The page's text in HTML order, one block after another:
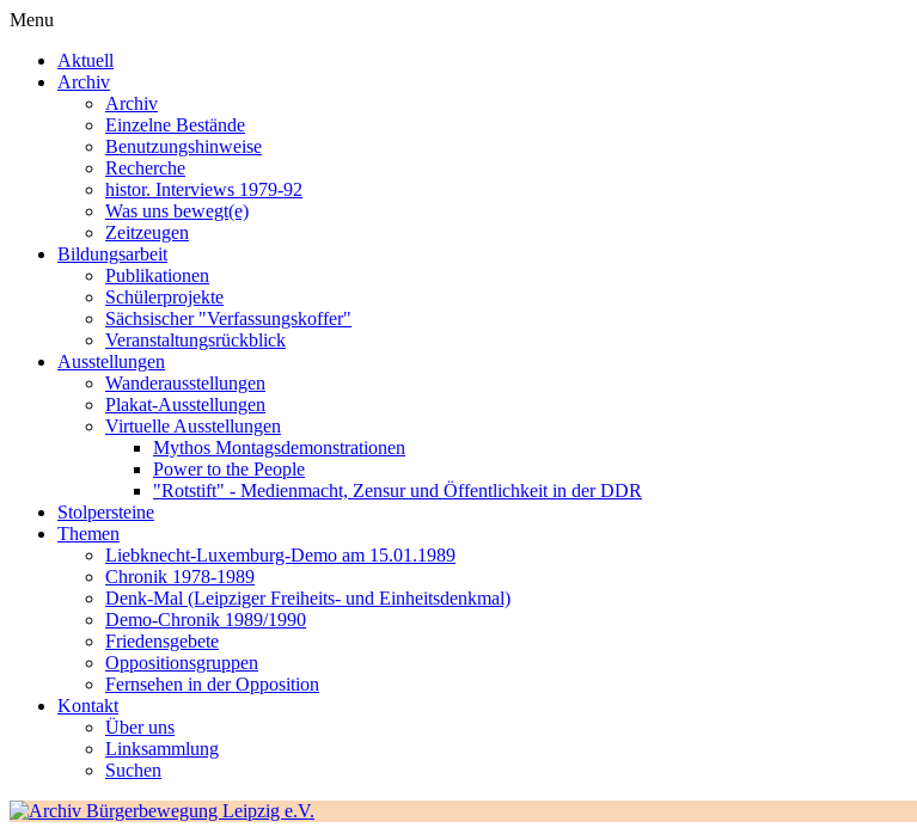
Menu
Aktuell
Archiv
Archiv
Einzelne Bestände
Benutzungshinweise
Recherche
histor. Interviews 1979-92
Was uns bewegt(e)
Zeitzeugen
Bildungsarbeit
Publikationen
Schülerprojekte
Sächsischer "Verfassungskoffer"
Veranstaltungsrückblick
Ausstellungen
Wanderausstellungen
Plakat-Ausstellungen
Virtuelle Ausstellungen
Mythos Montagsdemonstrationen
Power to the People
"Rotstift" - Medienmacht, Zensur und Öffentlichkeit in der DDR
Stolpersteine
Themen
Liebknecht-Luxemburg-Demo am 15.01.1989
Chronik 1978-1989
Denk-Mal (Leipziger Freiheits- und Einheitsdenkmal)
Demo-Chronik 1989/1990
Friedensgebete
Oppositionsgruppen
Fernsehen in der Opposition
Kontakt
Über uns
Linksammlung
Suchen